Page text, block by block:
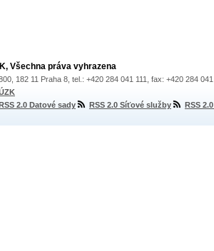
Všechna práva vyhrazena
182 11 Praha 8, tel.: +420 284 041 111, fax: +420 284
2.0 Datové sady RSS 2.0 Síťové služby RSS